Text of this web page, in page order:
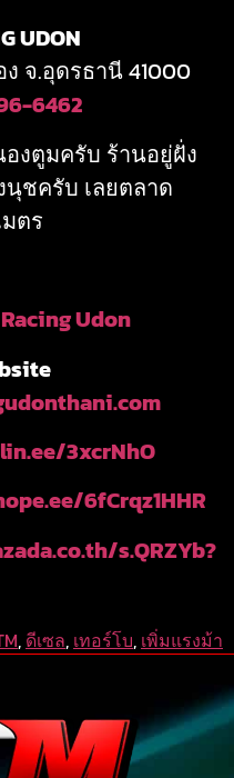
UDON
จ.อุดรธานี 41000
6462
งตูมครับ ร้านอยู่ฝั่ง
ชครับ เลยตลาด
ตร
Udon
3xcrNhO
6fCrqz1HHR
s.QRZYb?
, ดีเซล, เทอร์โบ, เพิ่มแรงม้า